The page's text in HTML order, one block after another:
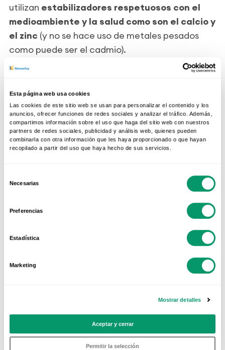
Esta página web usa cookies
Las cookies de este sitio web se usan para personalizar el contenido y los
anuncios, ofrecer funciones de redes sociales y analizar el tráfico. Además,
compartimos información sobre el uso que haga del sitio web con nuestros
partners de redes sociales, publicidad y análisis web, quienes pueden
combinarla con otra información que les haya proporcionado o que hayan
recopilado a partir del uso que haya hecho de sus servicios.
Necesarias
Preferencias
Estadística
Marketing
Mostrar detalles
Aceptar y cerrar
Permitir la selección
utilizan estabilizadores respetuosos con el
medioambiente y la salud como son el calcio y
el zinc (y no se hace uso de metales pesados
como puede ser el cadmio).
Este punto va muy ligado al anterior, ya que
como hemos comentado, en la formulación de
PVC utilizamos estabilizadores respetuosos con
el medioambiente. Esto hace que no se
finalizar su ciclo de vida
reciclaje
formulación de PVC es 100% reciclable y ya
todos esos mitos sin contrastar. Eso sí, no hay
que olvidar queno todo el PVC es igual, sino
que las diferencias en la formulación empleada
por cada empresa repercuten tanto en el